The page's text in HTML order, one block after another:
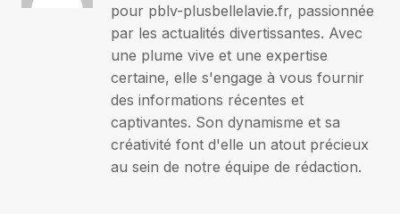
pour pblv-plusbellelavie.fr, passionnée
par les actualités divertissantes. Avec
une plume vive et une expertise
certaine, elle s'engage à vous fournir
des informations récentes et
captivantes. Son dynamisme et sa
créativité font d'elle un atout précieux
au sein de notre équipe de rédaction.